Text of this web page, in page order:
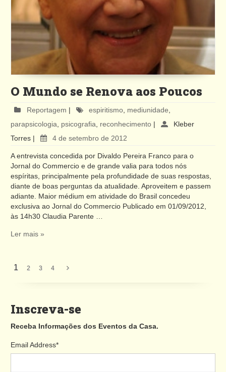
O Mundo se Renova aos Poucos
Reportagem | espiritismo mediunidade
parapsicologia
psicografia reconhecimento |
Kleber
Torres | 4 de setembro de 2012
A entrevista concedida por Divaldo Pereira Franco para o
Jornal do Commercio e de grande valia para todos nós
espíritas, principalmente pela profundidade de suas respostas,
diante de boas perguntas da atualidade. Aproveitem e passem
adiante. Maior médium em atividade do Brasil concedeu
exclusiva ao Jornal do Commercio Publicado em 01/09/2012,
às 14h30 Claudia Parente …
Ler mais »
1 2 3 4
Inscreva-se
Receba Informações dos Eventos da Casa.
Email Address*